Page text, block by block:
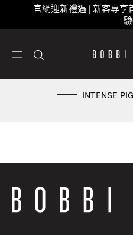
官網迎新禮遇 | 新客專享
INTENSE